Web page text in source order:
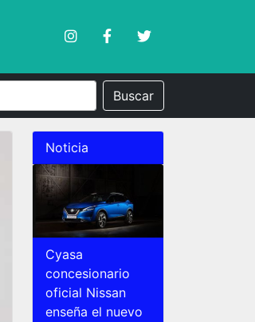
Buscar
Noticia
Cyasa
concesionario
oficial Nissan
enseña el nuevo